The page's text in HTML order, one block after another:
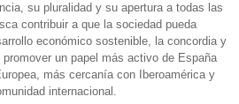
su pluralidad y su apertura a todas las
contribuir a que la sociedad pueda
económico sostenible, la concordia y
un papel más activo de España
más cercanía con Iberoamérica y
internacional.